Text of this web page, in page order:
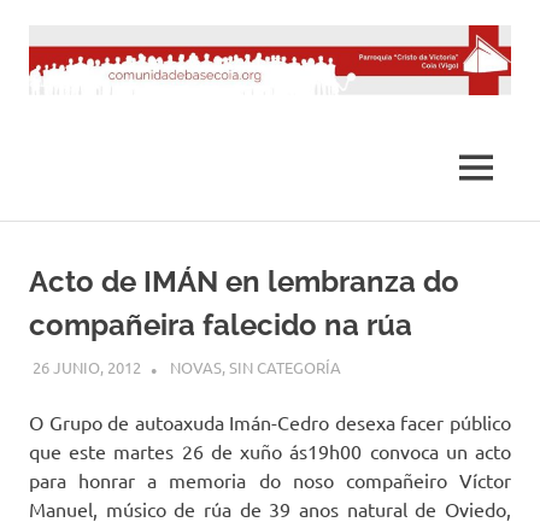
contenido
MENÚ
Acto de IMÁN en lembranza do
compañeira falecido na rúa
26 JUNIO, 2012 DESARROLLO
NOVAS,SIN CATEGORÍA
O Grupo de autoaxuda Imán-Cedro desexa facer público
que este martes 26 de xuño ás19h00 convoca un acto
para honrar a memoria do noso compañeiro Víctor
Manuel, músico de rúa de 39 anos natural de Oviedo,